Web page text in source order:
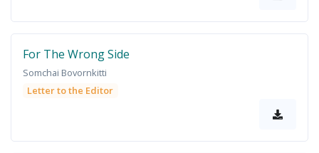
For The Wrong Side
Somchai Bovornkitti
Letter to the Editor